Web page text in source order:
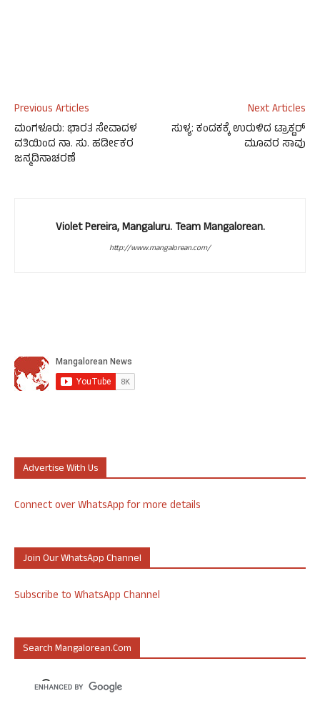
Previous Articles
ಮಂಗಳೂರು: ಭಾರತ ಸೇವಾದಳ
ವತಿಯಿಂದ ನಾ. ಸು. ಹರ್ಡೀಕರ
ಜನ್ಮದಿನಾಚರಣೆ
Next Articles
ಸುಳ್ಯ: ಕಂದಕಕ್ಕೆ ಉರುಳಿದ ಟ್ರಾಕ್ಟರ್
ಮೂವರ ಸಾವು
Violet Pereira, Mangaluru. Team Mangalorean.
http://www.mangalorean.com/
Advertise With Us
Connect over WhatsApp for more details
Join Our WhatsApp Channel
Subscribe to WhatsApp Channel
Search Mangalorean.com